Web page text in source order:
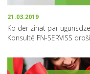
21.03.2019
Ko der zināt par
Konsultē FN-SERVISS